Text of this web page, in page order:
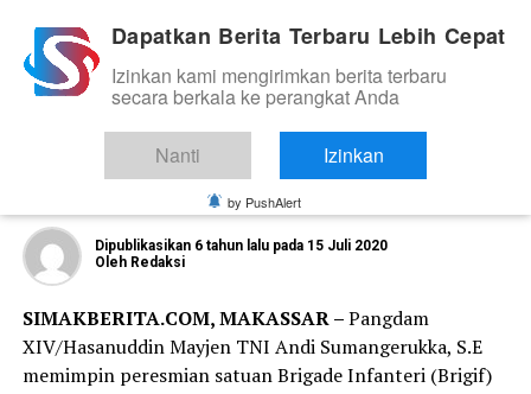
TNI DAN POLRI
Pangdam Hasanuddin Pimpin Upacara
Peresmian Brigif 11/Badik Sakti dan
Alih Kodal Satuan
Dipublikasikan 6 tahun lalu pada 15 Juli 2020
Oleh Redaksi
SIMAKBERITA.COM, MAKASSAR –Pangdam
XIV/Hasanuddin Mayjen TNI Andi Sumangerukka, S.E
memimpin peresmian satuan Brigade Infanteri (Brigif)
Dapatkan Berita Terbaru Lebih Cepat
Izinkan kami mengirimkan berita terbaru
secara berkala ke perangkat Anda
Nanti Izinkan
by PushAlert